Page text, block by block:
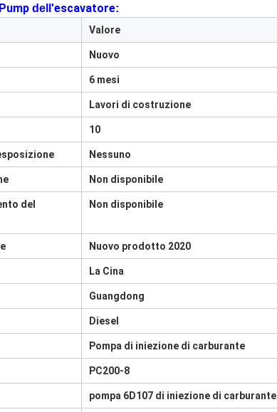
dell'escavatore:
Valore
Nuovo
6 mesi
Lavori di costruzione
10
Nessuno
Non disponibile
del
Non disponibile
Nuovo prodotto 2020
La Cina
Guangdong
Diesel
Pompa di iniezione di carburante
PC200-8
pompa 6D107 di iniezione di carburante